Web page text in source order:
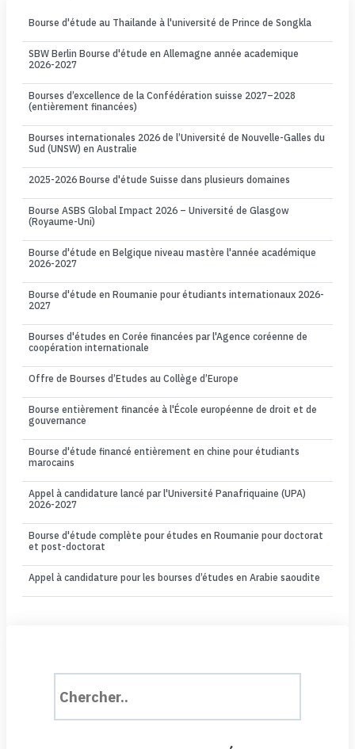
Bourse d'étude au Thailande à l'université de Prince de Songkla
SBW Berlin Bourse d'étude en Allemagne année academique
2026-2027
Bourses d’excellence de la Confédération suisse 2027–2028
(entièrement financées)
Bourses internationales 2026 de l’Université de Nouvelle-Galles du
Sud (UNSW) en Australie
2025-2026 Bourse d'étude Suisse dans plusieurs domaines
Bourse ASBS Global Impact 2026 – Université de Glasgow
(Royaume-Uni)
Bourse d'étude en Belgique niveau mastère l'année académique
2026-2027
Bourse d'étude en Roumanie pour étudiants internationaux 2026-
2027
Bourses d'études en Corée financées par l'Agence coréenne de
coopération internationale
Offre de Bourses d’Etudes au Collège d’Europe
Bourse entièrement financée à l'École européenne de droit et de
gouvernance
Bourse d'étude financé entièrement en chine pour étudiants
marocains
Appel à candidature lancé par l'Université Panafriquaine (UPA)
2026-2027
Bourse d'étude complète pour études en Roumanie pour doctorat
et post-doctorat
Appel à candidature pour les bourses d’études en Arabie saoudite